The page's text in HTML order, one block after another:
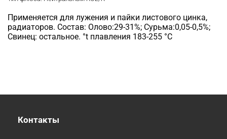
Применяется для лужения и пайки листового цинка,
радиаторов. Состав: Олово:29-31%; Сурьма:0,05-0,5%;
Свинец: остальное. °t плавления 183-255 °C
Контакты